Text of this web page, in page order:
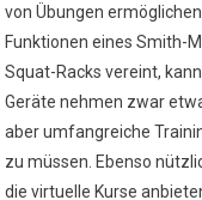
von Übungen
Funktionen eines Smith-
Squat-Racks vereint,
Geräte nehmen zwar
aber umfangreiche
zu müssen. Ebenso
die virtuelle Kurse